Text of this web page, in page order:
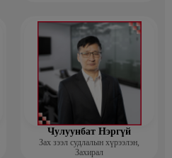
Чулуунбат Нэргүй
Зах зээл судлалын хүрээлэн,
Захирал